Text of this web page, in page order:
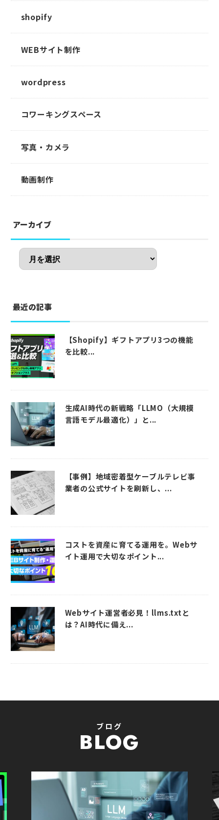
shopify
WEBサイト制作
wordpress
コワーキングスペース
写真・カメラ
動画制作
アーカイブ
最近の記事
【Shopify】ギフトアプリ3つの機能
を比較...
生成AI時代の新戦略「LLMO（大規模
言語モデル最適化）」と...
【事例】地域密着型ケーブルテレビ事
業者の公式サイトを刷新し、...
コストを資産に育てる運用を。Webサ
イト運用で大切なポイント...
Webサイト運営者必見！llms.txtと
は？AI時代に備え...
ブログ
BLOG